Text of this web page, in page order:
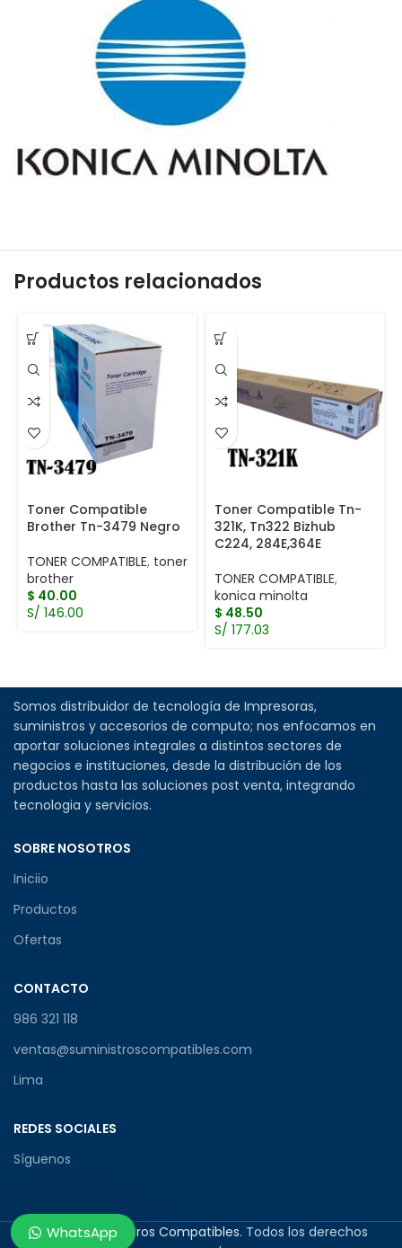
Productos relacionados
Toner Compatible
Brother Tn-3479 Negro
TONER COMPATIBLE, toner
brother
$ 40.00
S/ 146.00
Toner Compatible Tn-
321K, Tn322 Bizhub
C224, 284E,364E
TONER COMPATIBLE,
konica minolta
$ 48.50
S/ 177.03
Somos distribuidor de tecnología de Impresoras,
suministros y accesorios de computo; nos enfocamos en
aportar soluciones integrales a distintos sectores de
negocios e instituciones, desde la distribución de los
productos hasta las soluciones post venta, integrando
tecnologia y servicios.
SOBRE NOSOTROS
Iniciio
Productos
Ofertas
CONTACTO
986 321 118
ventas@suministroscompatibles.com
Lima
REDES SOCIALES
Síguenos
© 2026Suministros Compatibles. Todos los derechos
WhatsApp